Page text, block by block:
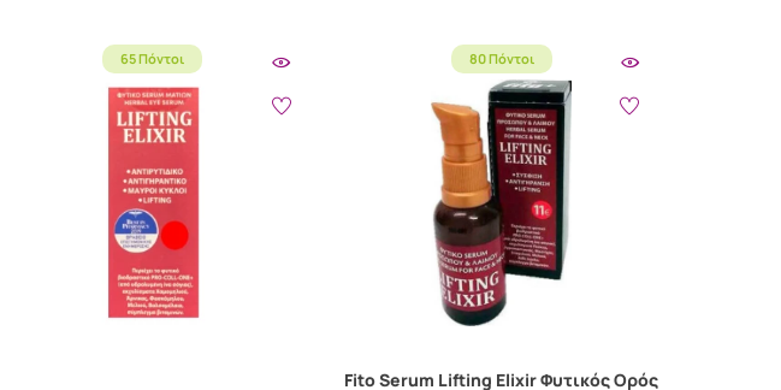
65 Πόντοι 80 Πόντοι
Fito Serum Lifting Elixir Φυτικός Ορός